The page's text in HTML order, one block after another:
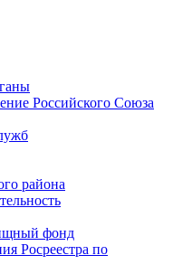
Российского Союза
района
фонд
Росреестра по